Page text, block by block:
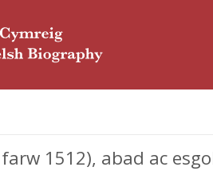
1512), abad ac